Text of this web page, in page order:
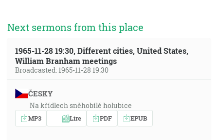
Next sermons from this place
1965-11-28 19:30, Different cities, United States,
William Branham meetings
Broadcasted: 1965-11-28 19:30
ČESKY
Na křídlech sněhobílé holubice
MP3 Lire PDF EPUB